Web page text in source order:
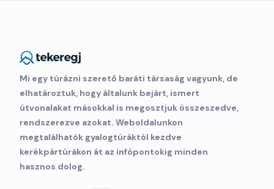
Mi egy túrázni szerető baráti társaság vagyunk, de
elhatároztuk, hogy általunk bejárt, ismert
útvonalakat másokkal is megosztjuk összeszedve,
rendszerezve azokat. Weboldalunkon
megtalálhatók gyalogtúráktól kezdve
kerékpártúrákon át az infópontokig minden
hasznos dolog.